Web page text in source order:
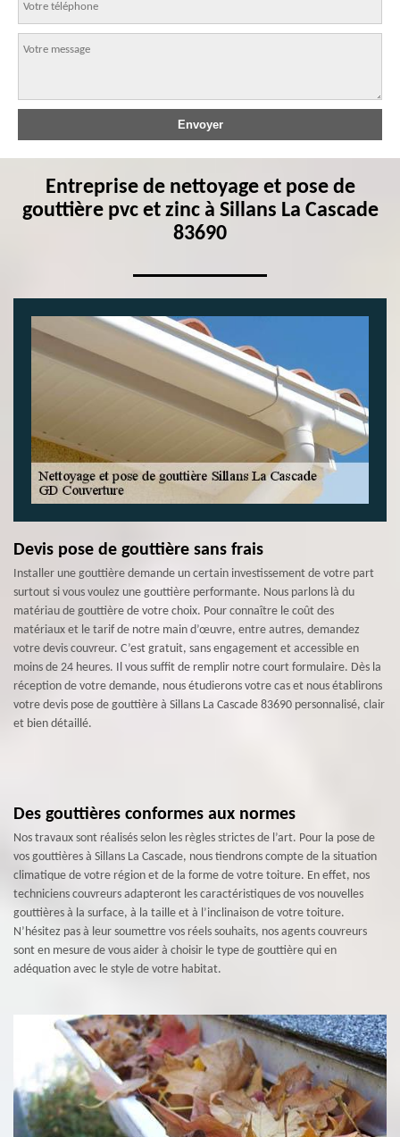
Entreprise de nettoyage et pose de
gouttière pvc et zinc à Sillans La Cascade
83690
Devis pose de gouttière sans frais
Installer une gouttière demande un certain investissement de votre part
surtout si vous voulez une gouttière performante. Nous parlons là du
matériau de gouttière de votre choix. Pour connaître le coût des
matériaux et le tarif de notre main d’œuvre, entre autres, demandez
votre devis couvreur. C’est gratuit, sans engagement et accessible en
moins de 24 heures. Il vous suffit de remplir notre court formulaire. Dès la
réception de votre demande, nous étudierons votre cas et nous établirons
votre devis pose de gouttière à Sillans La Cascade 83690 personnalisé, clair
et bien détaillé.
Des gouttières conformes aux normes
Nos travaux sont réalisés selon les règles strictes de l’art. Pour la pose de
vos gouttières à Sillans La Cascade, nous tiendrons compte de la situation
climatique de votre région et de la forme de votre toiture. En effet, nos
techniciens couvreurs adapteront les caractéristiques de vos nouvelles
gouttières à la surface, à la taille et à l’inclinaison de votre toiture.
N’hésitez pas à leur soumettre vos réels souhaits, nos agents couvreurs
sont en mesure de vous aider à choisir le type de gouttière qui en
adéquation avec le style de votre habitat.